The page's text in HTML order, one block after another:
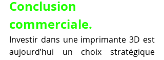
Conclusion
commerciale.
Investir dans une imprimante 3D est
aujourd’hui un choix stratégique